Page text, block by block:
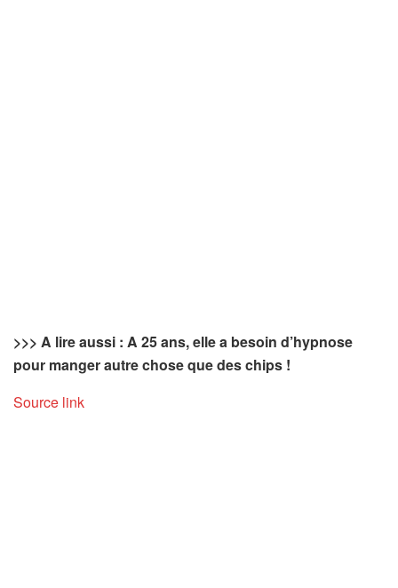
>>> A lire aussi : A 25 ans, elle a besoin d’hypnose
pour manger autre chose que des chips !
Source link